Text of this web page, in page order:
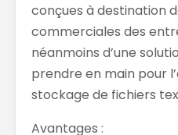
conçues à destination
commerciales des
néanmoins d’une
prendre en main pour
stockage de fichiers
Avantages :